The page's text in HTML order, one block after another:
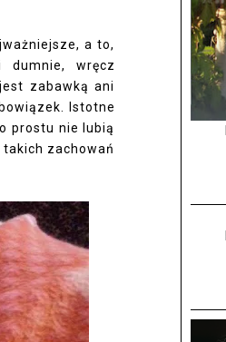
a to,
dumnie, wręcz
zabawką ani
Istotne
prostu nie lubią
zachowań